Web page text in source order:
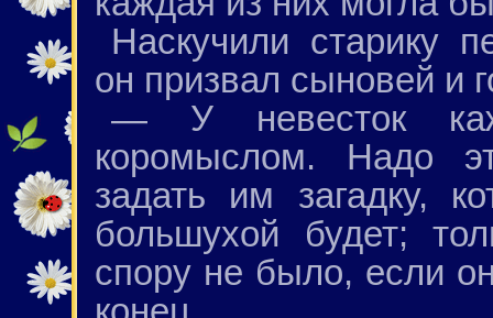
Наскучили старику
он призвал сыновей и
— У невесток
коромыслом. Надо
задать им загадку,
большухой будет;
спору не было, если